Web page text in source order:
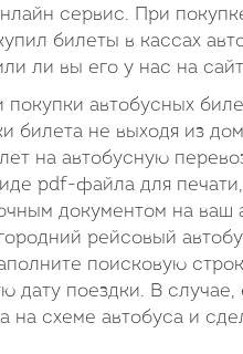
сервис. При
билеты в кассах
ли вы его у нас на
автобусных
билета не выходя из
на автобусную
pdf-файла для печати,
документом на ваш
рейсовый
поисковую
дату поездки. В
схеме автобуса и